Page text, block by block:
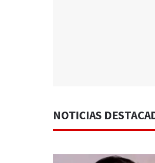
NOTICIAS